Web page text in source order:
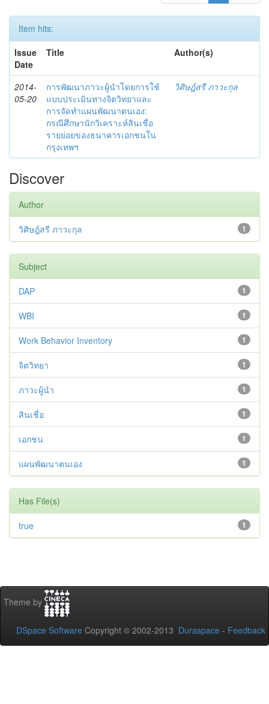
Item hits:
Issue
Date
Title Author(s)
2014-
05-20
การพัฒนาภาวะผู้นำโดยการใช้
แบบประเมินทางจิตวิทยาและ
การจัดทำแผนพัฒนาตนเอง:
กรณีศึกษานักวิเคราะห์สินเชื่อ
รายย่อยของธนาคารเอกชนใน
กรุงเทพฯ
วิศิษฎ์สรี ภาวะกุล
Discover
Author
1
วิศิษฎ์สรี ภาวะกุล
Subject
1
DAP
1
WBI
1
Work Behavior Inventory
1
จิตวิทยา
1
ภาวะผู้นำ
1
สินเชื่อ
1
เอกชน
1
แผนพัฒนาตนเอง
Has File(s)
1
true
Theme by
DSpace Software Copyright © 2002-2013 Duraspace - Feedback